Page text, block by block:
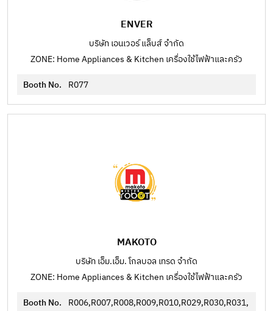
ENVER
บริษัท เอนเวอร์ แล็บส์ จำกัด
ZONE: Home Appliances & Kitchen เครื่องใช้ไฟฟ้าและครัว
Booth No. R077
MAKOTO
บริษัท เอ็ม.เอ็ม. โกลบอล เทรด จำกัด
ZONE: Home Appliances & Kitchen เครื่องใช้ไฟฟ้าและครัว
Booth No. R006,R007,R008,R009,R010,R029,R030,R031,